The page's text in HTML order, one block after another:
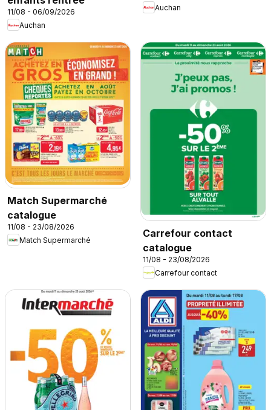
11/08 - 06/09/2026
Auchan
Auchan
Match Supermarché
catalogue
11/08 - 23/08/2026
Match Supermarché
Carrefour contact
catalogue
11/08 - 23/08/2026
Carrefour contact